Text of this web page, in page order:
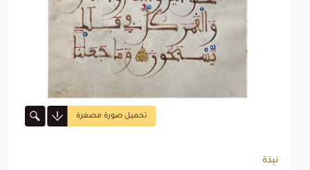
تحميل صورة مصغرة
نبذة